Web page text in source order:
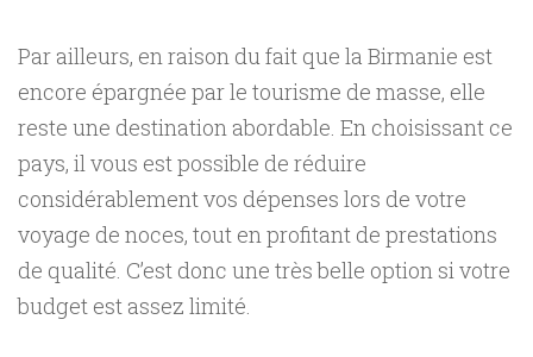
Par ailleurs, en raison du fait que la Birmanie est
encore épargnée par le tourisme de masse, elle
reste une destination abordable. En choisissant ce
pays, il vous est possible de réduire
considérablement vos dépenses lors de votre
voyage de noces, tout en profitant de prestations
de qualité. C’est donc une très belle option si votre
budget est assez limité.